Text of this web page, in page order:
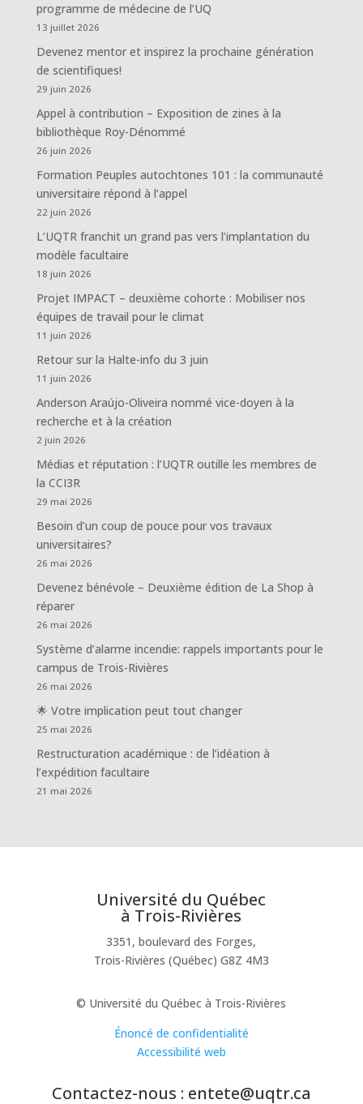
programme de médecine de l’UQ
13 juillet 2026
Devenez mentor et inspirez la prochaine génération
de scientifiques!
29 juin 2026
Appel à contribution – Exposition de zines à la
bibliothèque Roy-Dénommé
26 juin 2026
Formation Peuples autochtones 101 : la communauté
universitaire répond à l’appel
22 juin 2026
L’UQTR franchit un grand pas vers l’implantation du
modèle facultaire
18 juin 2026
Projet IMPACT – deuxième cohorte : Mobiliser nos
équipes de travail pour le climat
11 juin 2026
Retour sur la Halte-info du 3 juin
11 juin 2026
Anderson Araújo-Oliveira nommé vice-doyen à la
recherche et à la création
2 juin 2026
Médias et réputation : l’UQTR outille les membres de
la CCI3R
29 mai 2026
Besoin d’un coup de pouce pour vos travaux
universitaires?
26 mai 2026
Devenez bénévole – Deuxième édition de La Shop à
réparer
26 mai 2026
Système d’alarme incendie: rappels importants pour le
campus de Trois-Rivières
26 mai 2026
🌟 Votre implication peut tout changer
25 mai 2026
Restructuration académique : de l’idéation à
l’expédition facultaire
21 mai 2026
Université du Québec
à Trois-Rivières
3351, boulevard des Forges,
Trois-Rivières (Québec) G8Z 4M3
© Université du Québec à Trois-Rivières
Énoncé de confidentialité
Accessibilité web
Contactez-nous : entete@uqtr.ca